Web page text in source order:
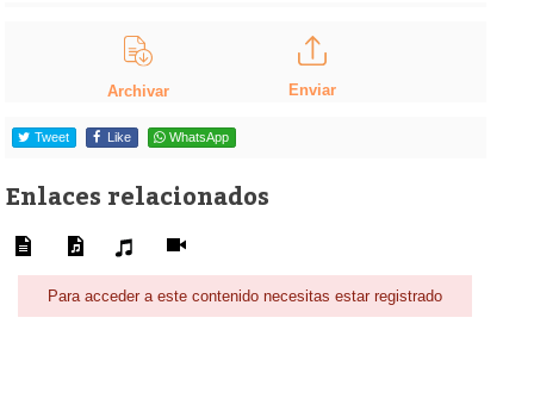
Archivar Enviar
Tweet Like WhatsApp
Enlaces relacionados
Para acceder a este contenido necesitas estar registrado